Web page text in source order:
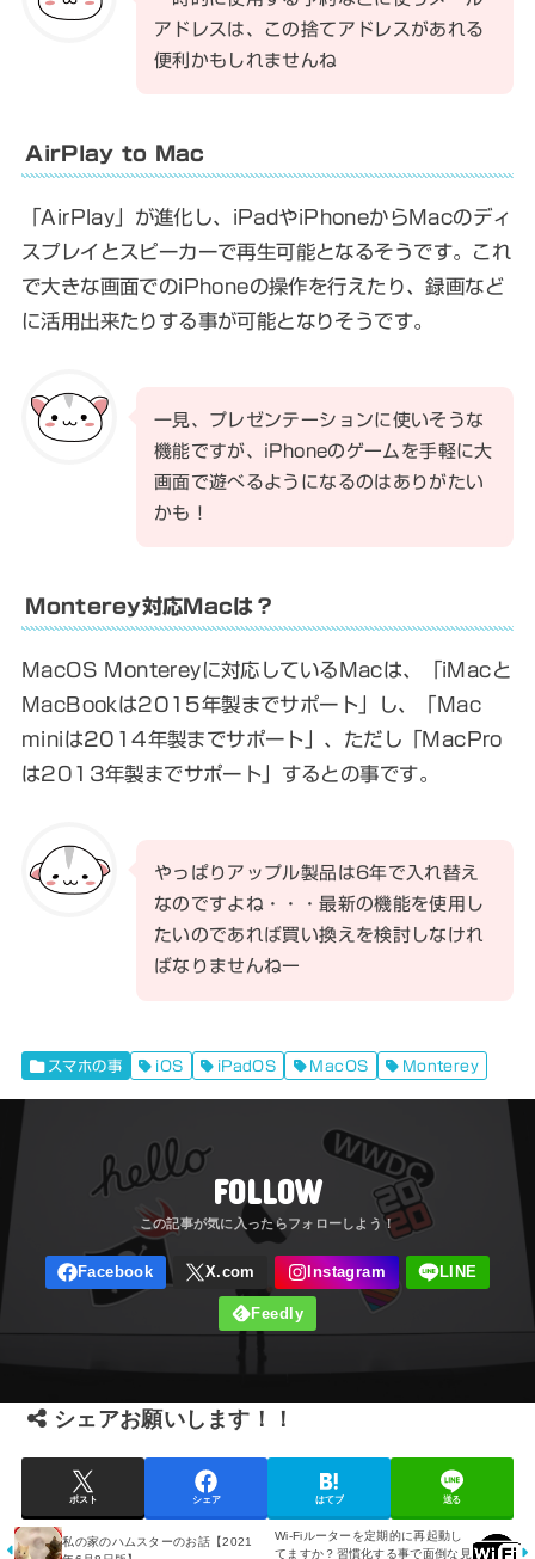
アドレスは、この捨てアドレスがあれる
便利かもしれませんね
AirPlay to Mac
「AirPlay」が進化し、iPadやiPhoneからMacのディ
スプレイとスピーカーで再生可能となるそうです。これ
で大きな画面でのiPhoneの操作を行えたり、録画など
に活用出来たりする事が可能となりそうです。
一見、プレゼンテーションに使いそうな
機能ですが、iPhoneのゲームを手軽に大
画面で遊べるようになるのはありがたい
かも！
Monterey対応Macは？
MacOS Montereyに対応しているMacは、「iMacと
MacBookは2015年製までサポート」し、「Mac
miniは2014年製までサポート」、ただし「MacPro
は2013年製までサポート」するとの事です。
やっぱりアップル製品は6年で入れ替え
なのですよね・・・最新の機能を使用し
たいのであれば買い換えを検討しなけれ
ばなりませんねー
スマホの事 iOS iPadOS MacOS Monterey
FOLLOW
シェアお願いします！！
ポスト シェア はてブ 送る
Wi-Fiルーターを定期的に再起動し
てますか？習慣化する事で面倒な見
私の家のハムスターのお話【2021